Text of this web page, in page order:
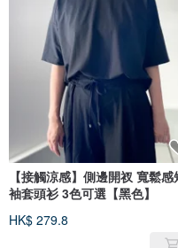
【接觸涼感】側邊開衩 寬鬆感
袖套頭衫 3色可選【黑色】
HK$ 279.8